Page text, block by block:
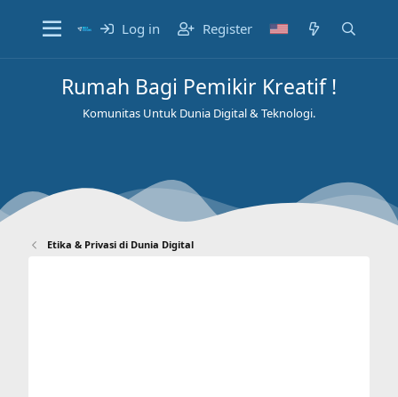
Log in Register
Rumah Bagi Pemikir Kreatif !
Komunitas Untuk Dunia Digital & Teknologi.
Etika & Privasi di Dunia Digital